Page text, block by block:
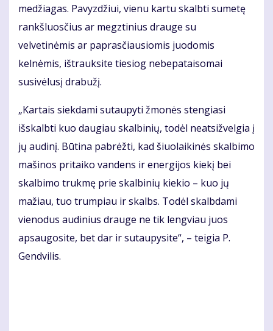
medžiagas. Pavyzdžiui, vienu kartu skalbti sumetę
rankšluosčius ar megztinius drauge su
velvetinėmis ar paprasčiausiomis juodomis
kelnėmis, ištrauksite tiesiog nebepataisomai
susivėlusį drabužį.
„Kartais siekdami sutaupyti žmonės stengiasi
išskalbti kuo daugiau skalbinių, todėl neatsižvelgia į
jų audinį. Būtina pabrėžti, kad šiuolaikinės skalbimo
mašinos pritaiko vandens ir energijos kiekį bei
skalbimo trukmę prie skalbinių kiekio – kuo jų
mažiau, tuo trumpiau ir skalbs. Todėl skalbdami
vienodus audinius drauge ne tik lengviau juos
apsaugosite, bet dar ir sutaupysite“, – teigia P.
Gendvilis.